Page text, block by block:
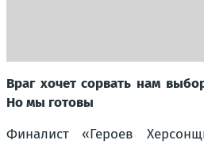
Враг хочет сорвать нам
Но мы готовы
Финалист «Героев